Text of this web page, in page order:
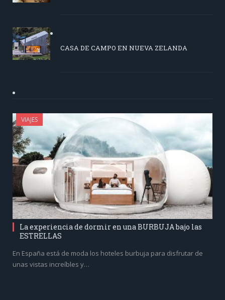
CASA DE CAMPO EN NUEVA ZELANDA
VIAJES
La experiencia de dormir en una BURBUJA bajo las
ESTRELLAS
En España está de moda los hoteles burbuja para disfrutar de
unas vistas increíbles y…